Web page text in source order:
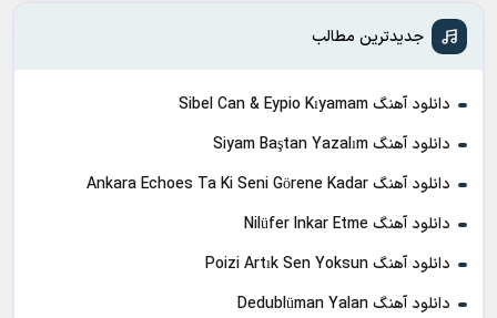
جدیدترین مطالب
دانلود آهنگ Sibel Can & Eypio Kıyamam
دانلود آهنگ Siyam Baştan Yazalım
دانلود آهنگ Ankara Echoes Ta Ki Seni Görene Kadar
دانلود آهنگ Nilüfer Inkar Etme
دانلود آهنگ Poizi Artık Sen Yoksun
دانلود آهنگ Dedublüman Yalan